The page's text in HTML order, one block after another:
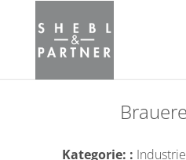
Kategorie: :